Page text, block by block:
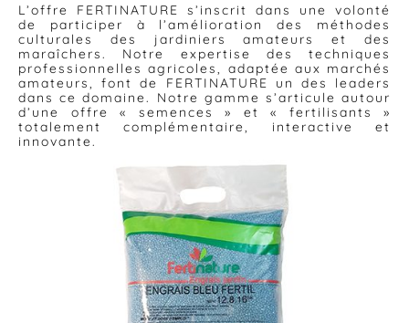
L’offre FERTINATURE s’inscrit dans une volonté
de participer à l’amélioration des méthodes
culturales des jardiniers amateurs et des
maraîchers. Notre expertise des techniques
professionnelles agricoles, adaptée aux marchés
amateurs, font de FERTINATURE un des leaders
dans ce domaine. Notre gamme s’articule autour
d’une offre « semences » et « fertilisants »
totalement complémentaire, interactive et
innovante.